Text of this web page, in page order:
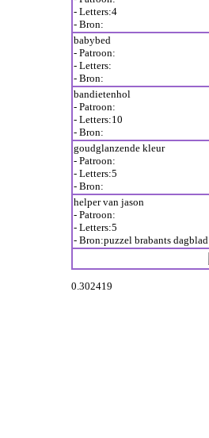
- Letters:4
- Bron:
babybed
- Patroon:
- Letters:
- Bron:
bandietenhol
- Patroon:
- Letters:10
- Bron:
goudglanzende kleur
- Patroon:
- Letters:5
- Bron:
helper van jason
- Patroon:
- Letters:5
- Bron:puzzel brabants dagblad
0.302419